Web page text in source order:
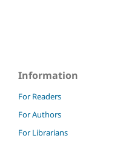
Information
For Readers
For Authors
For Librarians